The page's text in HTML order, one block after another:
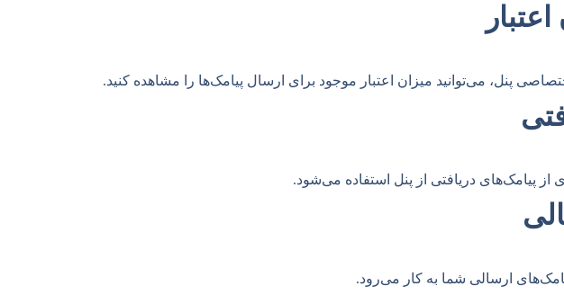
پنل، می‌توانید میزان اعتبار موجود برای ارسال پیامک‌ها را مشاهده کنید.
از پیامک‌های دریافتی از پنل استفاده می‌شود.
ارسالی شما به کار می‌رود.